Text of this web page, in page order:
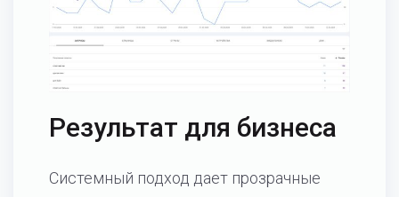
Результат для бизнеса
Системный подход дает прозрачные